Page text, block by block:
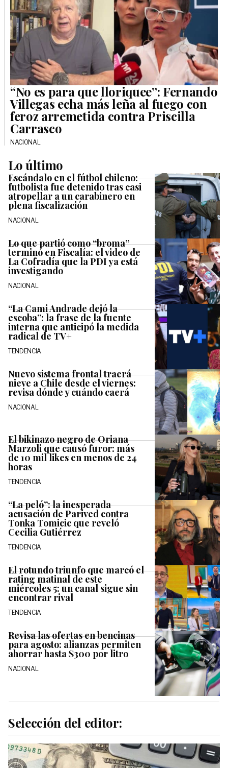
“No es para que lloriquee”: Fernando
Villegas echa más leña al fuego con
feroz arremetida contra Priscilla
Carrasco
NACIONAL
Lo último
Escándalo en el fútbol chileno:
futbolista fue detenido tras casi
atropellar a un carabinero en
plena fiscalización
NACIONAL
Lo que partió como “broma”
terminó en Fiscalía: el video de
La Cofradía que la PDI ya está
investigando
NACIONAL
“La Cami Andrade dejó la
escoba”: la frase de la fuente
interna que anticipó la medida
radical de TV+
TENDENCIA
Nuevo sistema frontal traerá
nieve a Chile desde el viernes:
revisa dónde y cuándo caerá
NACIONAL
El bikinazo negro de Oriana
Marzoli que causó furor: más
de 10 mil likes en menos de 24
horas
TENDENCIA
“La peló”: la inesperada
acusación de Parived contra
Tonka Tomicic que reveló
Cecilia Gutiérrez
TENDENCIA
El rotundo triunfo que marcó el
rating matinal de este
miércoles 5: un canal sigue sin
encontrar rival
TENDENCIA
Revisa las ofertas en bencinas
para agosto: alianzas permiten
ahorrar hasta $300 por litro
NACIONAL
Selección del editor: